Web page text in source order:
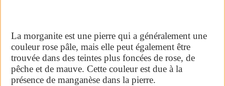
La morganite est une pierre qui a généralement une
couleur rose pâle, mais elle peut également être
trouvée dans des teintes plus foncées de rose, de
pêche et de mauve. Cette couleur est due à la
présence de manganèse dans la pierre.